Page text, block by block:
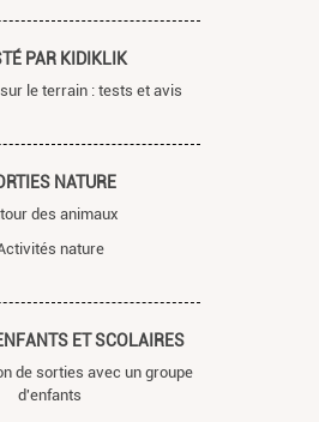
PAR KIDIKLIK
le terrain : tests et avis
NATURE
des animaux
nature
ET SCOLAIRES
de sorties avec un groupe
d'enfants